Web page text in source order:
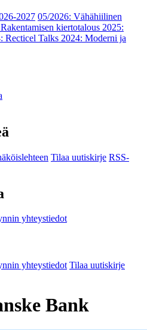
2027 05/2026: Vähähiilinen
kiertotalous 2025:
Recticel Talks 2024: Moderni ja
Tilaa uutiskirje RSS-
yhteystiedot
yhteystiedot Tilaa uutiskirje
Bank